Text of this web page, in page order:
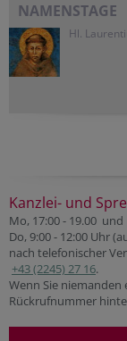
NAMENSTAGE
Hl.
Kanzlei- und
Mo, 17:00 - 19.00 und
Do, 9:00 - 12:00 Uhr
nach telefonischer
+43 (2245) 27 16.
Wenn Sie
Rückrufnummer